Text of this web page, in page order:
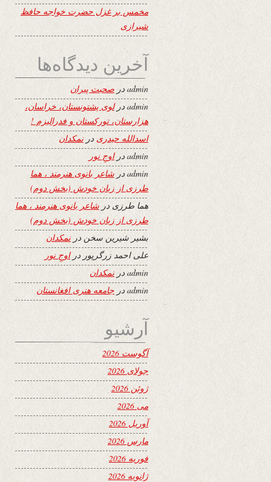
مخمس بر غزل حضرت خواجه حافظ
شیرازی
آخرین دیدگاه‌ها
adminدر صحبت پیران
admin درلوی پشتونستان، خراسان،
هزارستان، تورکستان و فدرالیزم !
اسدالله حیدری درنمکدان
adminدراوجِ نور
adminدر شاعر بانوی هنرمند ، هما
طرزی از زبان خودش (بخش دوم)
هما طرزی در شاعر بانوی هنرمند ، هما
طرزی از زبان خودش (بخش دوم)
بشیر شیرین سخن درنمکدان
علی احمد زرگرپور دراوجِ نور
adminدرنمکدان
admin در جامعه هنری افغانستان
آرشیو
آگوست 2026
جولای 2026
ژوئن 2026
می 2026
آوریل 2026
مارس 2026
فوریه 2026
ژانویه 2026